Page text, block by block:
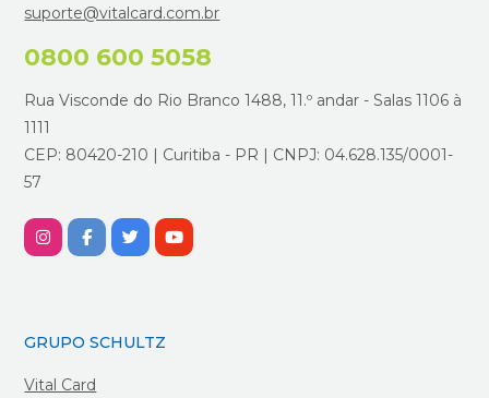
suporte@vitalcard.com.br
0800 600 5058
Rua Visconde do Rio Branco 1488, 11.º andar - Salas 1106 à
1111
CEP: 80420-210 | Curitiba - PR | CNPJ: 04.628.135/0001-
57
GRUPO SCHULTZ
Vital Card